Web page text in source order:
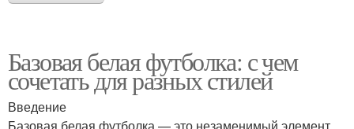
Базовая белая футболка: с чем
сочетать для разных стилей
Введение